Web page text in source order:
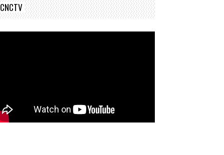
CNCTV